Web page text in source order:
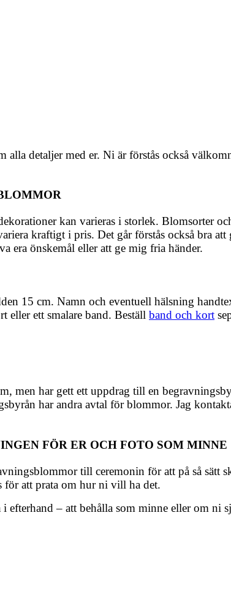
alla detaljer med er. Ni är förstås också
kan varieras i storlek. Blomsorter
kraftigt i pris. Det går förstås också bra
era önskemål eller att ge mig fria händer.
15 cm. Namn och eventuell hälsning
eller ett smalare band. Beställ band och kort
men har gett ett uppdrag till en
har andra avtal för blommor. Jag
FÖR ER OCH FOTO SOM MINNE
till ceremonin för att på så sätt
för att prata om hur ni vill ha det.
efterhand – att behålla som minne eller om ni